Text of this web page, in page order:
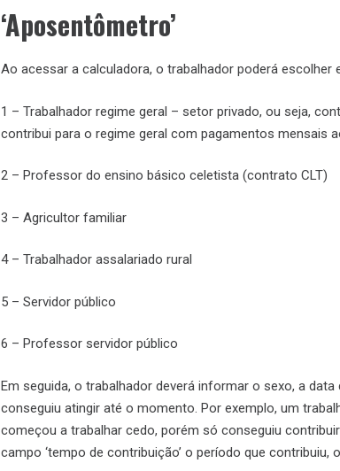
‘Aposentômetro’
Ao acessar a calculadora, o trabalhador poderá
1 – Trabalhador regime geral – setor privado, ou seja,
contribui para o regime geral com pagamentos mensais
2 – Professor do ensino básico celetista (contrato CLT)
3 – Agricultor familiar
4 – Trabalhador assalariado rural
5 – Servidor público
6 – Professor servidor público
Em seguida, o trabalhador deverá informar o sexo, a
conseguiu atingir até o momento. Por exemplo, um
começou a trabalhar cedo, porém só conseguiu
campo ‘tempo de contribuição’ o período que contribuiu,